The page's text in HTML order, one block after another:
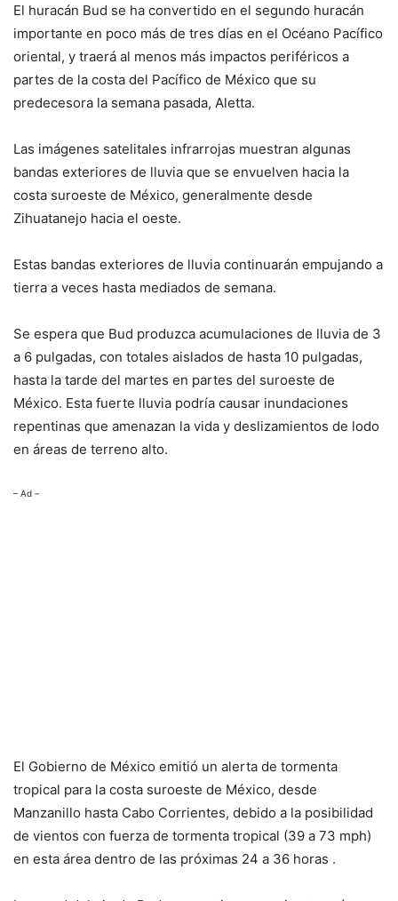
El huracán Bud se ha convertido en el segundo huracán
importante en poco más de tres días en el Océano Pacífico
oriental, y traerá al menos más impactos periféricos a
partes de la costa del Pacífico de México que su
predecesora la semana pasada, Aletta.
Las imágenes satelitales infrarrojas muestran algunas
bandas exteriores de lluvia que se envuelven hacia la
costa suroeste de México, generalmente desde
Zihuatanejo hacia el oeste.
Estas bandas exteriores de lluvia continuarán empujando a
tierra a veces hasta mediados de semana.
Se espera que Bud produzca acumulaciones de lluvia de 3
a 6 pulgadas, con totales aislados de hasta 10 pulgadas,
hasta la tarde del martes en partes del suroeste de
México. Esta fuerte lluvia podría causar inundaciones
repentinas que amenazan la vida y deslizamientos de lodo
en áreas de terreno alto.
– Ad –
El Gobierno de México emitió un alerta de tormenta
tropical para la costa suroeste de México, desde
Manzanillo hasta Cabo Corrientes, debido a la posibilidad
de vientos con fuerza de tormenta tropical (39 a 73 mph)
en esta área dentro de las próximas 24 a 36 horas .